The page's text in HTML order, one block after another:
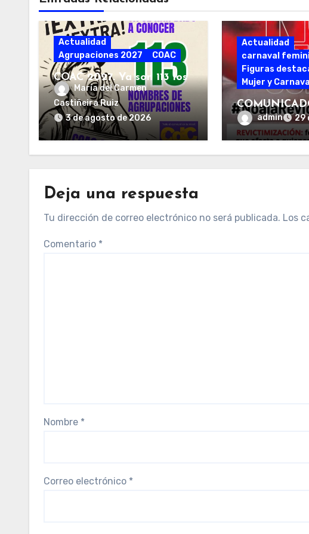
Actualidad
Agrupaciones 2027
COAC
COAC 2027. Ya son 113 los
grupos que han anunciado
sus proyectos
María del Carmen
Castiñeira Ruiz
3 de agosto de 2026
Actualidad
carnaval
Figuras
Mujer y Carnaval
admin 29
Deja una respuesta
Tu dirección de correo electrónico no será publicada. Los
Comentario *
Nombre *
Correo electrónico *